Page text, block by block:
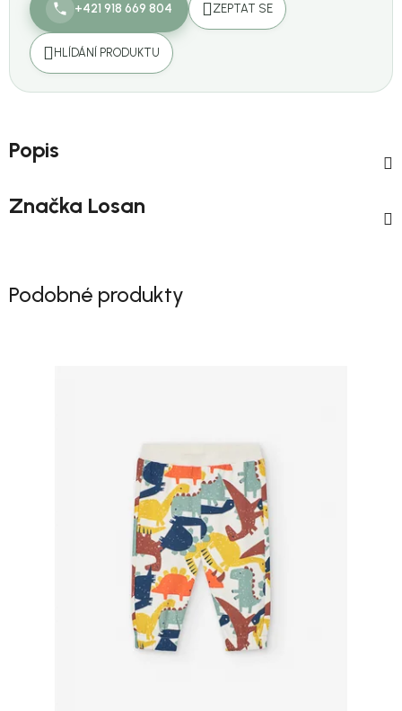
+421 918 669 804 ZEPTAT SE
HLÍDÁNÍ PRODUKTU
Popis
Značka Losan
Podobné produkty